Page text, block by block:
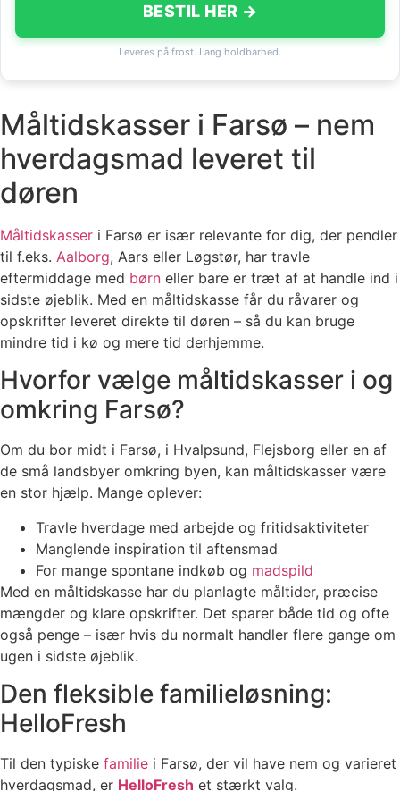
BESTIL HER →
Leveres på frost. Lang holdbarhed.
Måltidskasser i Farsø – nem
hverdagsmad leveret til
døren
Måltidskasser i Farsø er især relevante for dig, der pendler
til f.eks. Aalborg, Aars eller Løgstør, har travle
eftermiddage med børn eller bare er træt af at handle ind i
sidste øjeblik. Med en måltidskasse får du råvarer og
opskrifter leveret direkte til døren – så du kan bruge
mindre tid i kø og mere tid derhjemme.
Hvorfor vælge måltidskasser i og
omkring Farsø?
Om du bor midt i Farsø, i Hvalpsund, Flejsborg eller en af
de små landsbyer omkring byen, kan måltidskasser være
en stor hjælp. Mange oplever:
Travle hverdage med arbejde og fritidsaktiviteter
Manglende inspiration til aftensmad
For mange spontane indkøb og madspild
Med en måltidskasse har du planlagte måltider, præcise
mængder og klare opskrifter. Det sparer både tid og ofte
også penge – især hvis du normalt handler flere gange om
ugen i sidste øjeblik.
Den fleksible familieløsning:
HelloFresh
Til den typiske familie i Farsø, der vil have nem og varieret
hverdagsmad, er HelloFresh et stærkt valg.